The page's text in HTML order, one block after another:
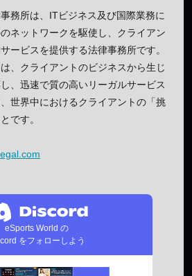
務所は、ITビジネス及び国際業務に
ネットワークを駆使し、クライアン
ービスを提供する法律事務所です。
、クライアントのビジネスから生じ
、迅速で質の高いリーガルサービス
世界中におけるクライアントの「挑
です。
eSports World の
をフォローしよう